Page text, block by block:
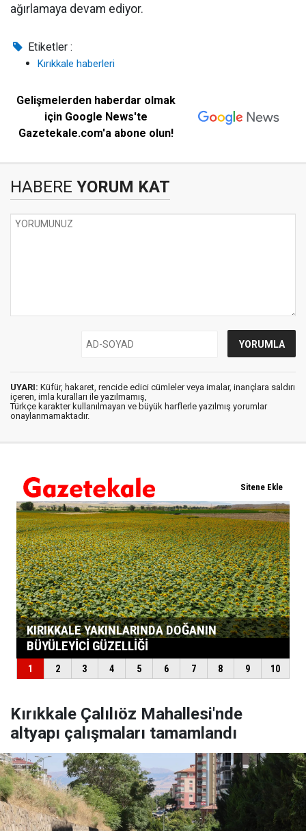
ağırlamaya devam ediyor.
Etiketler :
Kırıkkale haberleri
Gelişmelerden haberdar olmak
için Google News'te
Gazetekale.com'a abone olun!
HABERE YORUM KAT
UYARI: Küfür, hakaret, rencide edici cümleler veya imalar, inançlara saldırı
içeren, imla kuralları ile yazılmamış,
Türkçe karakter kullanılmayan ve büyük harflerle yazılmış yorumlar
onaylanmamaktadır.
Kırıkkale Çalılıöz Mahallesi'nde
altyapı çalışmaları tamamlandı